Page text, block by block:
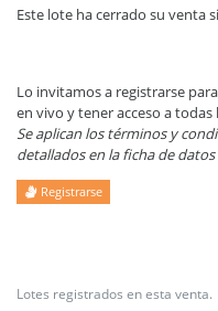
Este lote ha cerrado su venta
Lo invitamos a registrarse
en vivo y tener acceso a
Se aplican los términos y
detallados en la ficha de
Registrarse
Lotes registrados en esta venta.